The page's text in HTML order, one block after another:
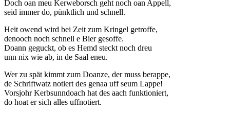
Doch oan meu Kerweborsch geht noch oan Appell,
seid immer do, pünktlich und schnell.
Heit owend wird bei Zeit zum Kringel getroffe,
denooch noch schnell e Bier gesoffe.
Doann geguckt, ob es Hemd steckt noch dreu
unn nix wie ab, in de Saal eneu.
Wer zu spät kimmt zum Doanze, der muss berappe,
de Schriftwatz notiert des genaa uff seum Lappe!
Vorsjohr Kerbsunndoach hat des aach funktioniert,
do hoat er sich alles uffnotiert.